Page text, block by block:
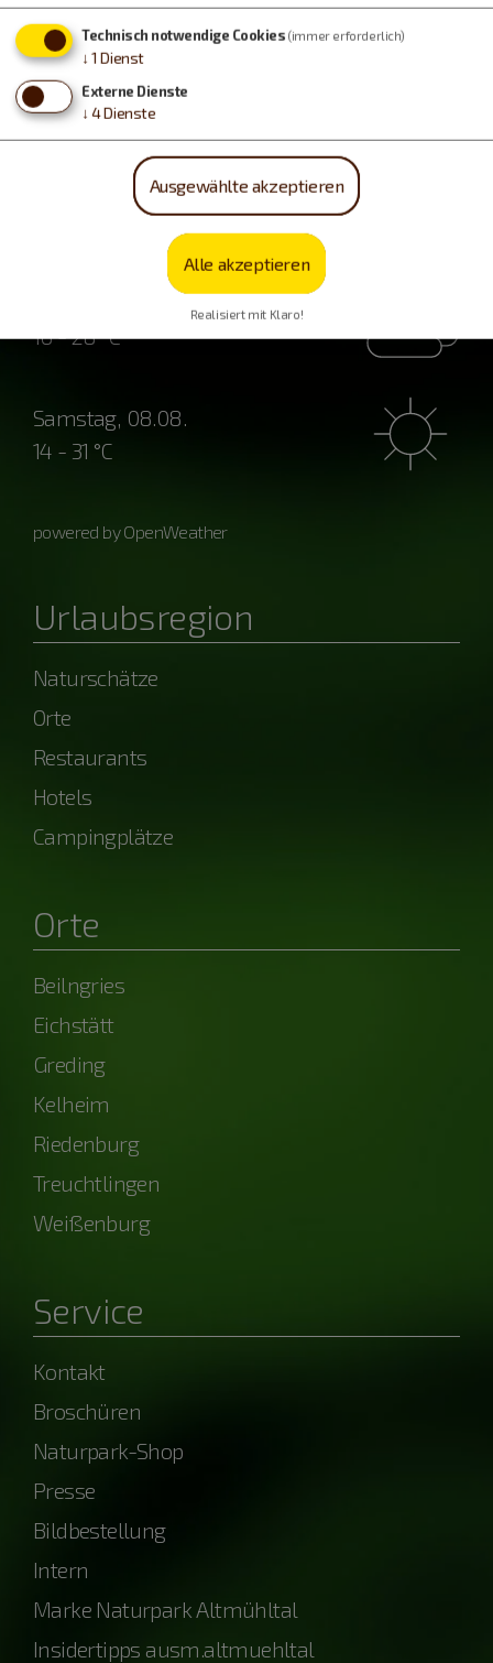
16 - 28 °C
Samstag, 08.08.
14 - 31 °C
powered by OpenWeather
Urlaubsregion
Naturschätze
Orte
Restaurants
Hotels
Campingplätze
Orte
Beilngries
Eichstätt
Greding
Kelheim
Riedenburg
Treuchtlingen
Weißenburg
Service
Kontakt
Broschüren
Naturpark-Shop
Presse
Bildbestellung
Intern
Marke Naturpark Altmühltal
Insidertipps ausm.altmuehltal
Technisch notwendige Cookies (immer erforderlich)
↓ 1 Dienst
Externe Dienste
↓ 4Dienste
Ausgewählte akzeptieren
Alle akzeptieren
Realisiert mit Klaro!